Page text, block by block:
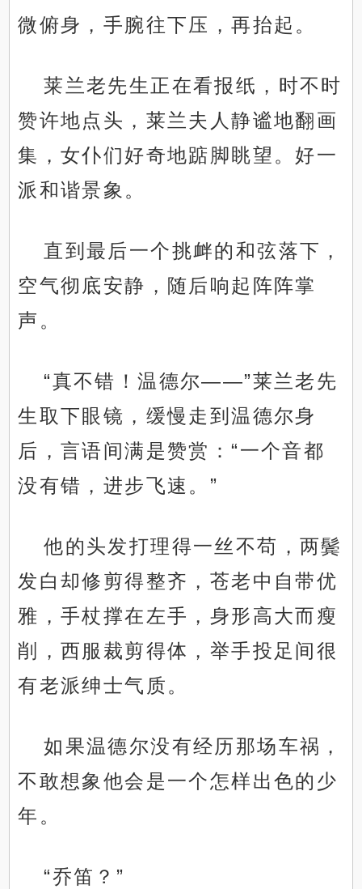
微俯身，手腕往下压，再抬起。
莱兰老先生正在看报纸，时不时
赞许地点头，莱兰夫人静谧地翻画
集，女仆们好奇地踮脚眺望。好一
派和谐景象。
直到最后一个挑衅的和弦落下，
空气彻底安静，随后响起阵阵掌
声。
“真不错！温德尔——”莱兰老先
生取下眼镜，缓慢走到温德尔身
后，言语间满是赞赏：“一个音都
没有错，进步飞速。”
他的头发打理得一丝不苟，两鬓
发白却修剪得整齐，苍老中自带优
雅，手杖撑在左手，身形高大而瘦
削，西服裁剪得体，举手投足间很
有老派绅士气质。
如果温德尔没有经历那场车祸，
不敢想象他会是一个怎样出色的少
年。
“乔笛？”